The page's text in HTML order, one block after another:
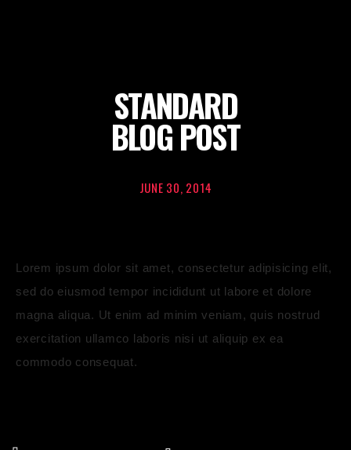
STANDARD
BLOG POST
JUNE 30, 2014
Lorem ipsum dolor sit amet, consectetur adipisicing elit,
sed do eiusmod tempor incididunt ut labore et dolore
magna aliqua. Ut enim ad minim veniam, quis nostrud
exercitation ullamco laboris nisi ut aliquip ex ea
commodo consequat.